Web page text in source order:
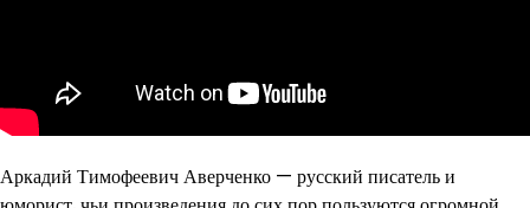
Аркадий Тимофеевич Аверченко — русский писатель и